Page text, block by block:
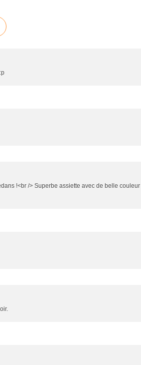
!<br /> Superbe assiette avec de belle couleur